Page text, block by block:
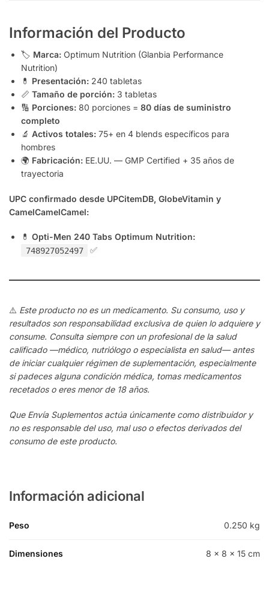
Información del Producto
🏷️ Marca: Optimum Nutrition (Glanbia Performance
Nutrition)
💊 Presentación: 240 tabletas
📏 Tamaño de porción: 3 tabletas
🔢 Porciones: 80 porciones = 80 días de suministro
completo
🔬 Activos totales: 75+ en 4 blends específicos para
hombres
🌍 Fabricación: EE.UU. — GMP Certified + 35 años de
trayectoria
UPC confirmado desde UPCitemDB, GlobeVitamin y
CamelCamelCamel:
💊 Opti-Men 240 Tabs Optimum Nutrition:
748927052497 ✅
⚠️ Este producto no es un medicamento. Su consumo, uso y
resultados son responsabilidad exclusiva de quien lo adquiere y
consume. Consulta siempre con un profesional de la salud
calificado —médico, nutriólogo o especialista en salud— antes
de iniciar cualquier régimen de suplementación, especialmente
si padeces alguna condición médica, tomas medicamentos
recetados o eres menor de 18 años.
Que Envía Suplementos actúa únicamente como distribuidor y
no es responsable del uso, mal uso o efectos derivados del
consumo de este producto.
Información adicional
Peso 0.250 kg
Dimensiones 8 × 8 × 15 cm